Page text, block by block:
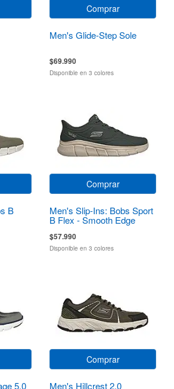
Comprar
Men's Glide-Step Sole
$69.990
Disponible en 3 colores
B
Comprar
Men's Slip-Ins: Bobs Sport
B Flex - Smooth Edge
$57.990
Disponible en 3 colores
5.0
Comprar
Men's Hillcrest 2.0